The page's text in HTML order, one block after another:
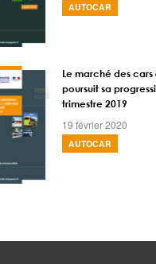
AUTOCAR
Le marché des cars
poursuit sa
trimestre 2019
19 février 2020
AUTOCAR